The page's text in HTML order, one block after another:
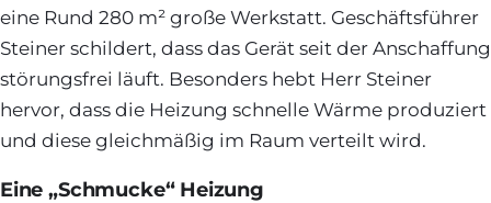
eine Rund 280 m² große Werkstatt. Geschäftsführer
Steiner schildert, dass das Gerät seit der Anschaffung
störungsfrei läuft. Besonders hebt Herr Steiner
hervor, dass die Heizung schnelle Wärme produziert
und diese gleichmäßig im Raum verteilt wird.
Eine „Schmucke“ Heizung